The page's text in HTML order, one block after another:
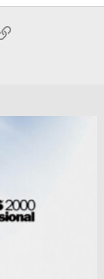
Link